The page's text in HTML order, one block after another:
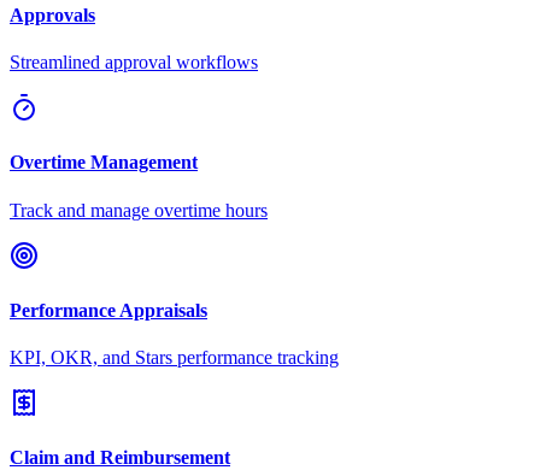
Approvals
Streamlined approval workflows
Overtime Management
Track and manage overtime hours
Performance Appraisals
KPI, OKR, and Stars performance tracking
Claim and Reimbursement